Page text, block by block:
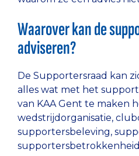
Waarover kan de
adviseren?
De Supportersraad kan
alles wat met het
van KAA Gent te maken
wedstrijdorganisatie,
supportersbeleving,